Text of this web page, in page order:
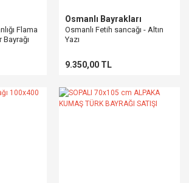
Flama
Osmanlı Bayrakları
Osmanlı Fetih sancağı - Altın
Yazı
9.350,00 TL